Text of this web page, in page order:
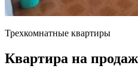
Трехкомнатные квартиры
Квартира на